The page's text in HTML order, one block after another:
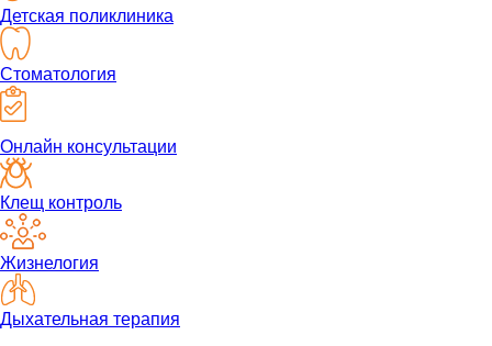
Детская поликлиника
Стоматология
Онлайн консультации
Клещ контроль
Жизнелогия
Дыхательная терапия